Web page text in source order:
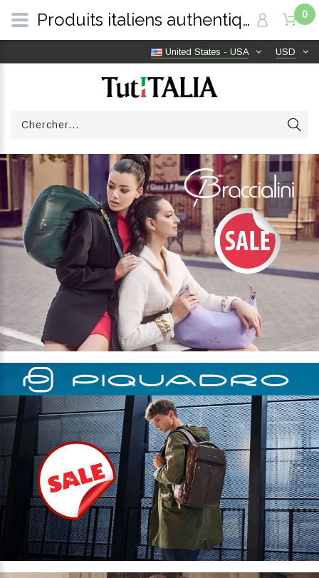
USD
United States - USA
0
Produits italiens authentiques, livraison gratuite dans le monde entier | TutITALIA